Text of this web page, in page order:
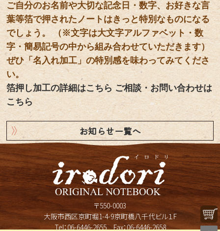
ご自分のお名前や大切な記念日・数字、お好きな言
葉等箔で押されたノートはきっと特別なものになる
でしょう。 （※文字は大文字アルファベット・数
字・簡易記号の中から組み合わせていただきます）
ぜひ「名入れ加工」の特別感を味わってみてくださ
い。
箔押し加工の詳細はこちら ご相談・お問い合わせは
こちら
お知らせ一覧へ
〒550-0003
大阪市西区京町堀1-4-9京町橋八千代ビル１F
Tel：06-6446-2655Fax：06-6446-2658